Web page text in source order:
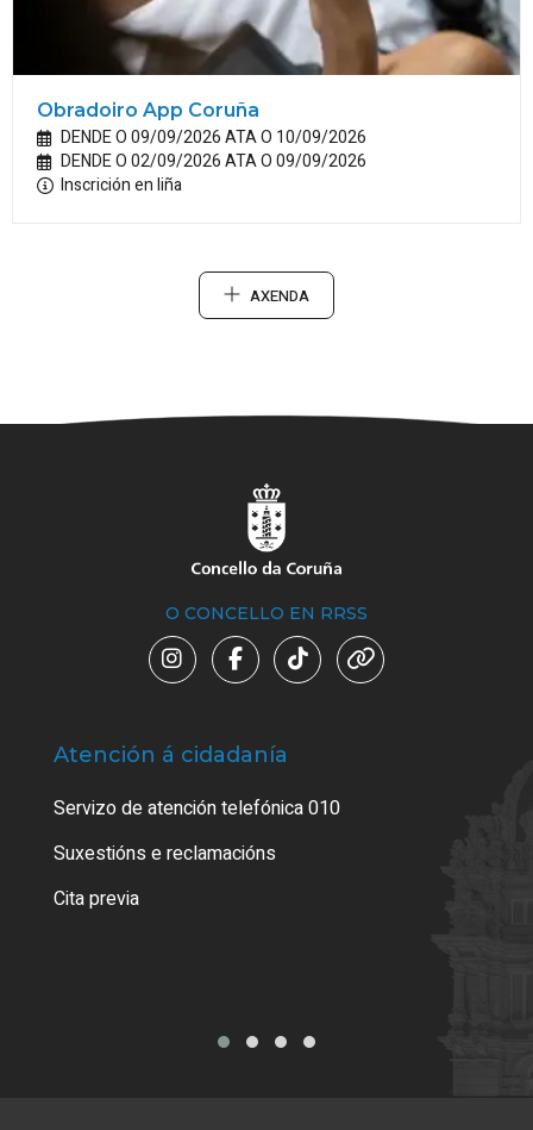
Obradoiro App Coruña
DENDE O 09/09/2026 ATA O 10/09/2026
DENDE O 02/09/2026 ATA O 09/09/2026
Inscrición en liña
AXENDA
O CONCELLO EN RRSS
Atención á cidadanía
Servizo de atención telefónica 010
Suxestións e reclamacións
Cita previa